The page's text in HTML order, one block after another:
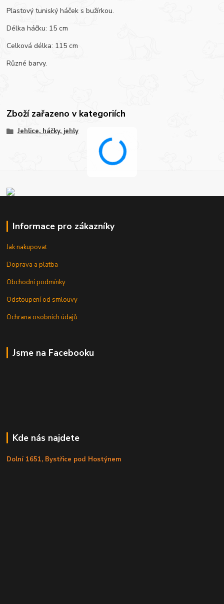
Plastový tuniský háček s bužírkou.
Délka háčku: 15 cm
Celková délka: 115 cm
Různé barvy.
Zboží zařazeno v kategoriích
Jehlice, háčky, jehly
Informace pro zákazníky
Jak nakupovat
Doprava a platba
Obchodní podmínky
Odstoupení od smlouvy
Ochrana osobních údajů
Jsme na Facebooku
Kde nás najdete
Dolní 1651, Bystřice pod Hostýnem